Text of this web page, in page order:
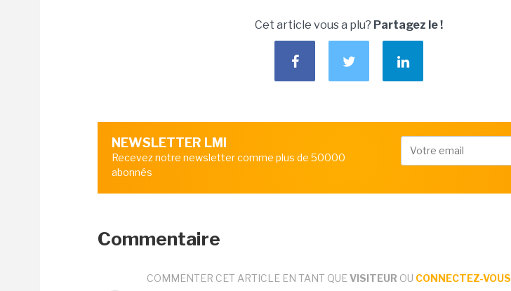
Cet article vous a plu? Partagez le !
NEWSLETTER LMI
Recevez notre newsletter comme plus de 50000
abonnés
Commentaire
COMMENTER CET ARTICLE EN TANT QUE VISITEUR OU CONNECTEZ-VOUS